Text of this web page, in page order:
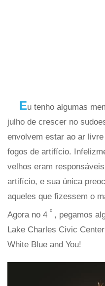
Eu tenho algumas
julho de crescer no
envolvem estar ao ar
fogos de artifício.
velhos eram
artifício, e sua única
aqueles que fizessem o
Agora no 4 º , pegamos
Lake Charles Civic
White Blue and You!